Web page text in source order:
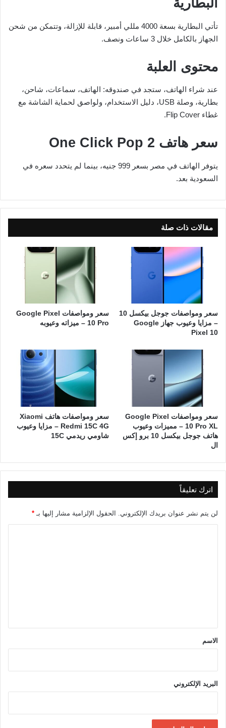
البطارية
تأتي البطارية بسعة 4000 مللي أمبير، قابلة للإزالة، وتتمكن من شحن
الجهاز بالكامل خلال 3 ساعات ونصف.
محتوى العلبة
عند شراء الهاتف، ستجد في صندوقه: الهاتف، سماعات، شاحن،
بطارية، وصلة USB، دليل الاستخدام، ولواصق لحماية الشاشة مع
غطاء Flip Cover.
سعر هاتف One Click Pop 2
يتوفر الهاتف في مصر بسعر 999 جنيه، بينما لم يتحدد سعره في
السعودية بعد.
مقالات ذات صلة
سعر ومواصفات جوجل بيكسل 10
– مزايا وعيوب جهاز Google
Pixel 10
سعر ومواصفات Google Pixel
10 Pro – ميزاته وعيوبه
سعر ومواصفات Google Pixel
10 Pro XL – مميزات وعيوب
هاتف جوجل بيكسل 10 برو إكس
ال
سعر ومواصفات هاتف Xiaomi
Redmi 15C 4G – مزايا وعيوب
شاومي ريدمي 15C
اترك تعليقاً
لن يتم نشر عنوان بريدك الإلكتروني. الحقول الإلزامية مشار إليها بـ *
*الاسم
البريد الإلكتروني